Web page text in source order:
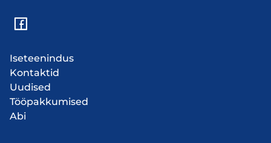
Iseteenindus
Kontaktid
Uudised
Tööpakkumised
Abi